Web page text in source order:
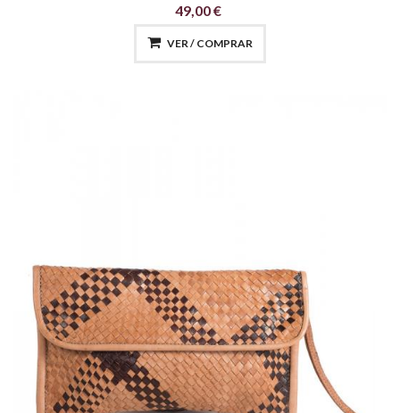
49,00 €
VER / COMPRAR